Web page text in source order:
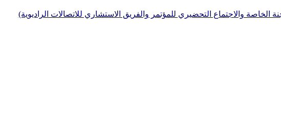
الخاصة والاجتماع التحضيري للمؤتمر والفريق الاستشاري للاتصالات الراديوية)